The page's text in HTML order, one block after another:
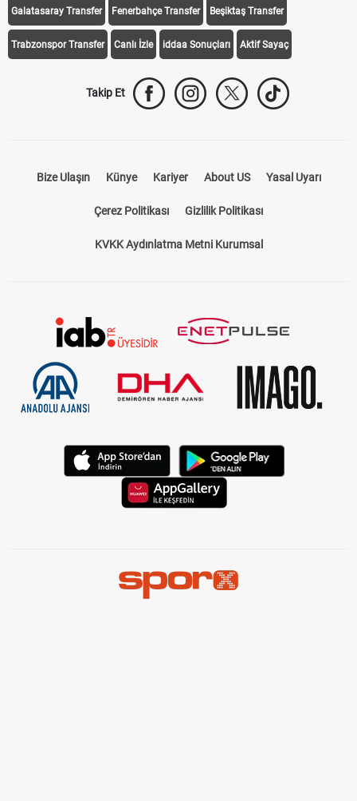
Galatasaray Transfer Fenerbahçe Transfer Beşiktaş Transfer
Trabzonspor Transfer Canlı İzle iddaa Sonuçları Aktif Sayaç
Takip Et
Bize Ulaşın Künye Kariyer About US Yasal Uyarı
Çerez Politikası Gizlilik Politikası
KVKK Aydınlatma Metni Kurumsal